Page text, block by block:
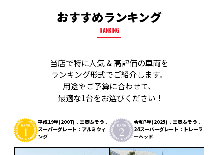
おすすめランキング
RANKING
当店で特に人気 & 高評価の車両を
ランキング形式でご紹介します。
用途やご予算に合わせて、
最適な1台をお選びください !
平成19年(2007)：三菱ふそう：
スーパーグレート：アルミウィ
ング
令和7年(2025)：三菱ふそう：
24スーパーグレート：トレーラ
ーヘッド